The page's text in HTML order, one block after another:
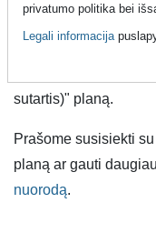
Kaip
sutartis)" planą.
Prašome susisiekti
planą ar gauti
nuorodą.
privatumo politika bei
Legali informacija